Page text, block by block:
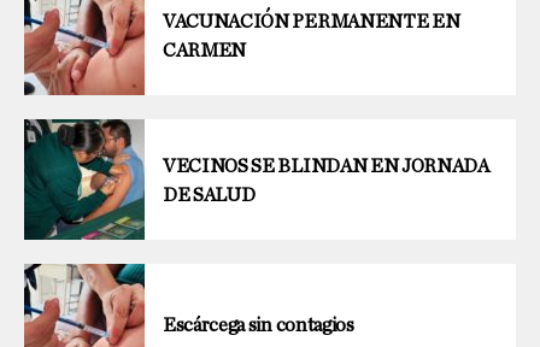
VACUNACIÓN PERMANENTE EN
CARMEN
VECINOS SE BLINDAN EN JORNADA
DE SALUD
Escárcega sin contagios